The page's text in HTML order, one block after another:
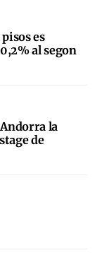
es
al segon
la
de